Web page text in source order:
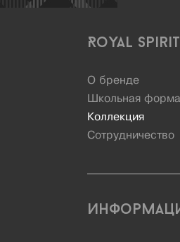
Royal Spirit
О бренде
Школьная
Коллекция
Сотрудничество